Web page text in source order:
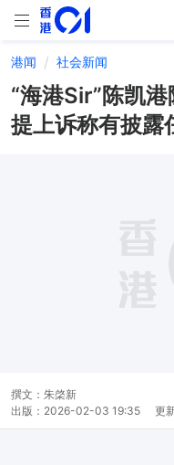
港闻 社会新闻
“海港Sir”陈凯
提上诉称有披露
撰文： 朱棨新
出版： 2026-02-03 19:35 更